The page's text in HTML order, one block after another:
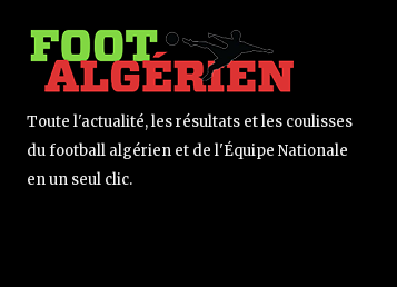
Toute l'actualité, les résultats et les coulisses
du football algérien et de l'Équipe Nationale
en un seul clic.